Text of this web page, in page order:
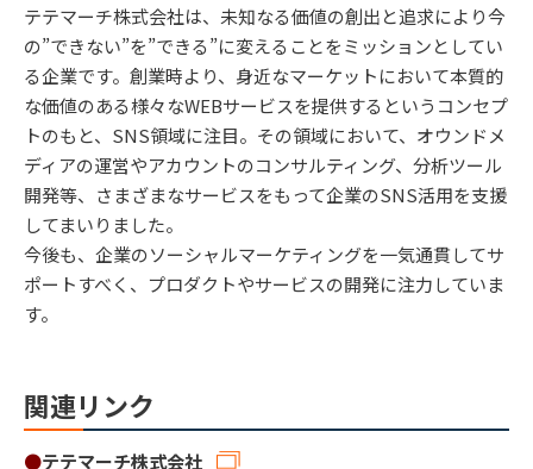
テテマーチ株式会社は、未知なる価値の創出と追求により今
の”できない”を”できる”に変えることをミッションとしてい
る企業です。創業時より、身近なマーケットにおいて本質的
な価値のある様々なWEBサービスを提供するというコンセプ
トのもと、SNS領域に注目。その領域において、オウンドメ
ディアの運営やアカウントのコンサルティング、分析ツール
開発等、さまざまなサービスをもって企業のSNS活用を支援
してまいりました。
今後も、企業のソーシャルマーケティングを一気通貫してサ
ポートすべく、プロダクトやサービスの開発に注力していま
す。
関連リンク
●テテマーチ株式会社